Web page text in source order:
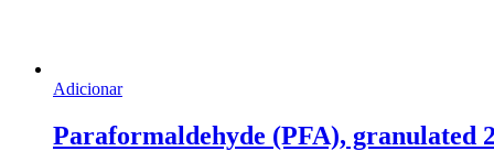
Adicionar
Paraformaldehyde (PFA), granulated